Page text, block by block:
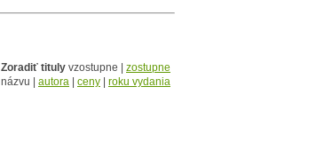
Zoradiť tituly vzostupne | zostupne
názvu | autora | ceny | roku vydania